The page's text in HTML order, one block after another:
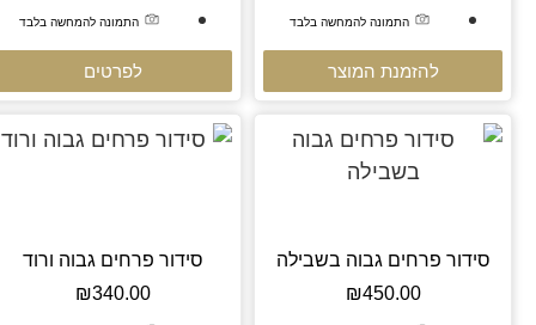
התמונה להמחשה בלבד
להזמנת המוצר
התמונה להמחשה בלבד
לפרטים
סידור פרחים גבוה בשבילה
₪450.00
סידור פרחים גבוה ורוד
₪340.00